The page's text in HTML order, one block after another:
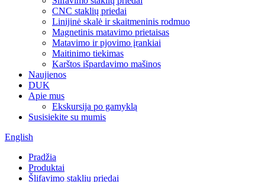
CNC staklių priedai
Linijinė skalė ir skaitmeninis rodmuo
Magnetinis matavimo prietaisas
Matavimo ir pjovimo įrankiai
Maitinimo tiekimas
Karštos išpardavimo mašinos
Naujienos
DUK
Apie mus
Ekskursija po gamyklą
Susisiekite su mumis
English
Pradžia
Produktai
Šlifavimo staklių priedai